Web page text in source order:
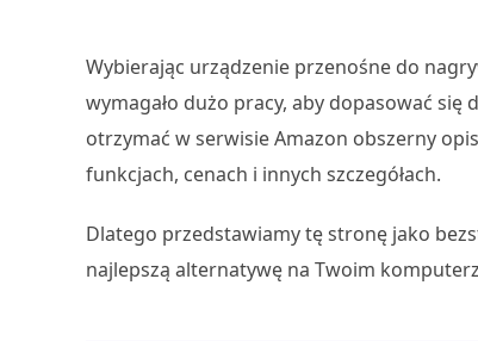
Wybierając urządzenie przenośne do
wymagało dużo pracy, aby dopasować
otrzymać w serwisie Amazon obszerny
funkcjach, cenach i innych szczegółach.
Dlatego przedstawiamy tę stronę jako
najlepszą alternatywę na Twoim